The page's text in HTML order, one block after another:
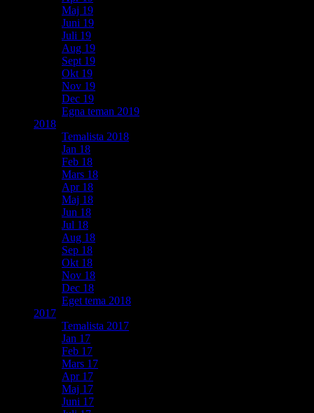
Maj 19
Juni 19
Juli 19
Aug 19
Sept 19
Okt 19
Nov 19
Dec 19
Egna teman 2019
2018
Temalista 2018
Jan 18
Feb 18
Mars 18
Apr 18
Maj 18
Jun 18
Jul 18
Aug 18
Sep 18
Okt 18
Nov 18
Dec 18
Eget tema 2018
2017
Temalista 2017
Jan 17
Feb 17
Mars 17
Apr 17
Maj 17
Juni 17